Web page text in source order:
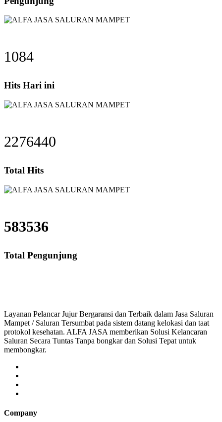
1084
Hits Hari ini
2276440
Total Hits
583536
Total Pengunjung
Layanan Pelancar Jujur Bergaransi dan Terbaik dalam Jasa Saluran
Mampet / Saluran Tersumbat pada sistem datang kelokasi dan taat
protokol kesehatan. ALFA JASA memberikan Solusi Kelancaran
Saluran Secara Tuntas Tanpa bongkar dan Solusi Tepat untuk
membongkar.
Company